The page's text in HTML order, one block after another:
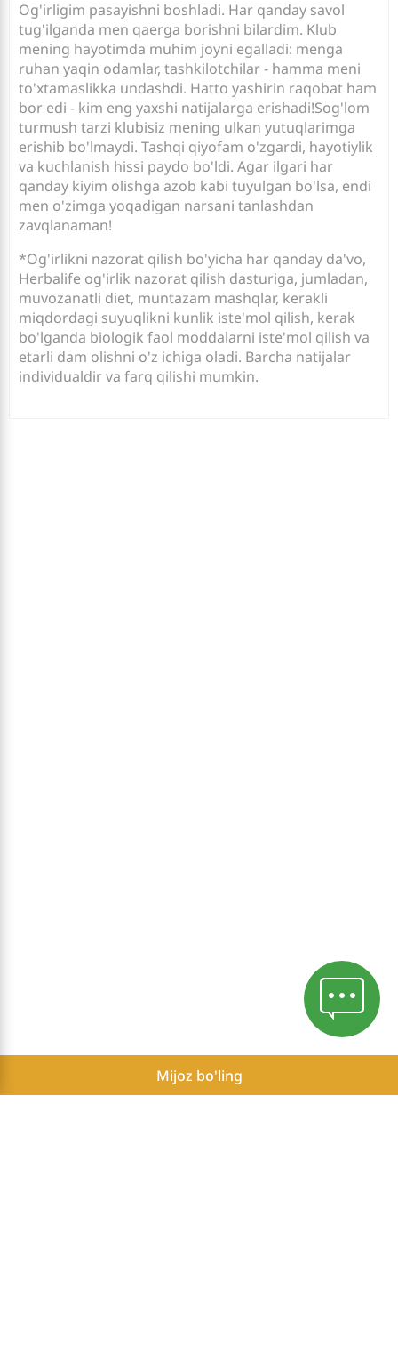
Og'irligim pasayishni boshladi. Har qanday savol
tug'ilganda men qaerga borishni bilardim. Klub
mening hayotimda muhim joyni egalladi: menga
ruhan yaqin odamlar, tashkilotchilar - hamma meni
to'xtamaslikka undashdi. Hatto yashirin raqobat ham
bor edi - kim eng yaxshi natijalarga erishadi!Sog'lom
turmush tarzi klubisiz mening ulkan yutuqlarimga
erishib bo'lmaydi. Tashqi qiyofam o'zgardi, hayotiylik
va kuchlanish hissi paydo bo'ldi. Agar ilgari har
qanday kiyim olishga azob kabi tuyulgan bo'lsa, endi
men o'zimga yoqadigan narsani tanlashdan
zavqlanaman!
*Og'irlikni nazorat qilish bo'yicha har qanday da'vo,
Herbalife og'irlik nazorat qilish dasturiga, jumladan,
muvozanatli diet, muntazam mashqlar, kerakli
miqdordagi suyuqlikni kunlik iste'mol qilish, kerak
bo'lganda biologik faol moddalarni iste'mol qilish va
etarli dam olishni o'z ichiga oladi. Barcha natijalar
individualdir va farq qilishi mumkin.
Mijoz bo'ling